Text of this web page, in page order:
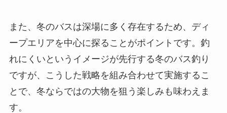
また、冬のバスは深場に多く存在するため、ディ
ープエリアを中心に探ることがポイントです。釣
れにくいというイメージが先行する冬のバス釣り
ですが、こうした戦略を組み合わせて実施するこ
とで、冬ならではの大物を狙う楽しみも味わえま
す。